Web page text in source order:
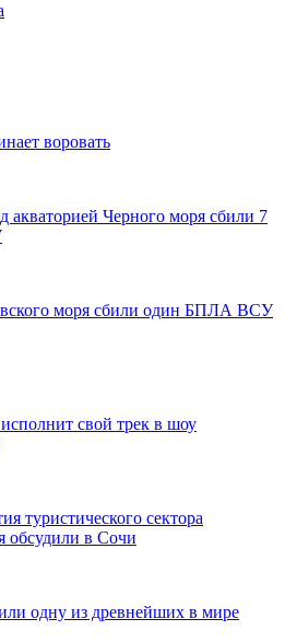
воровать
акваторией Черного моря сбили 7
моря сбили один БПЛА ВСУ
свой трек в шоу
туристического сектора
обсудили в Сочи
одну из древнейших в мире